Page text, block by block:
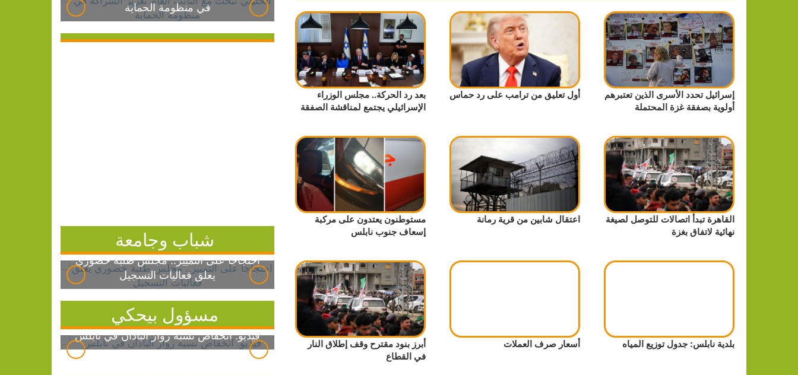
إسرائيل تحدد الأسرى الذين تعتبرهم
أولوية بصفقة غزة المحتملة
أول تعليق من ترامب على رد حماس
بعد رد الحركة.. مجلس الوزراء
الإسرائيلي يجتمع لمناقشة الصفقة
القاهرة تبدأ اتصالات للتوصل لصيغة
نهائية لاتفاق بغزة
اعتقال شابين من قرية رمانة
مستوطنون يعتدون على مركبة
إسعاف جنوب نابلس
بلدية نابلس: جدول توزيع المياه أسعار صرف العملات
أبرز بنود مقترح وقف إطلاق النار
في القطاع
في منظومة الحماية
شباب وجامعة
احتجاجاً على التمييز.. مجلس طلبة خضوري
يعلق فعاليات التسجيل
مسؤول بيحكي
فيديو: انخفاض نسبة زوار الباذان في نابلس